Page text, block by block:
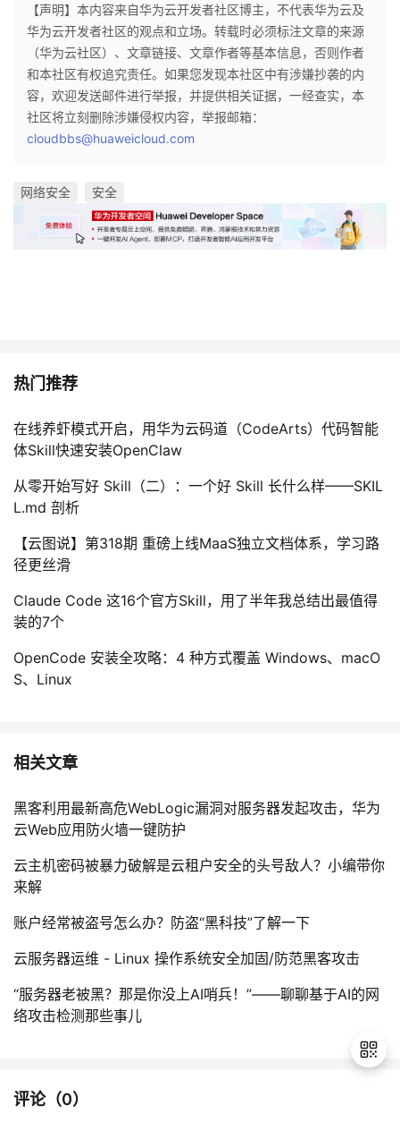
【声明】本内容来自华为云开发者社区博主，不代表华为云及
华为云开发者社区的观点和立场。转载时必须标注文章的来源
（华为云社区）、文章链接、文章作者等基本信息，否则作者
和本社区有权追究责任。如果您发现本社区中有涉嫌抄袭的内
容，欢迎发送邮件进行举报，并提供相关证据，一经查实，本
社区将立刻删除涉嫌侵权内容，举报邮箱：
cloudbbs@huaweicloud.com
网络安全 安全
热门推荐
在线养虾模式开启，用华为云码道（CodeArts）代码智能
体Skill快速安装OpenClaw
从零开始写好 Skill（二）：一个好 Skill 长什么样——SKIL
L.md 剖析
【云图说】第318期 重磅上线MaaS独立文档体系，学习路
径更丝滑
Claude Code 这16个官方Skill，用了半年我总结出最值得
装的7个
OpenCode 安装全攻略：4 种方式覆盖 Windows、macO
S、Linux
相关文章
黑客利用最新高危WebLogic漏洞对服务器发起攻击，华为
云Web应用防火墙一键防护
云主机密码被暴力破解是云租户安全的头号敌人？小编带你
来解
账户经常被盗号怎么办？防盗“黑科技”了解一下
云服务器运维 - Linux 操作系统安全加固/防范黑客攻击
“服务器老被黑？那是你没上AI哨兵！”——聊聊基于AI的网
络攻击检测那些事儿
评论（0）